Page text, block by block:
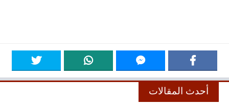
أحدث المقالات